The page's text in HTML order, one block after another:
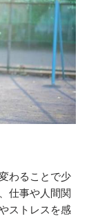
わることで少
仕事や人間関
ストレスを感